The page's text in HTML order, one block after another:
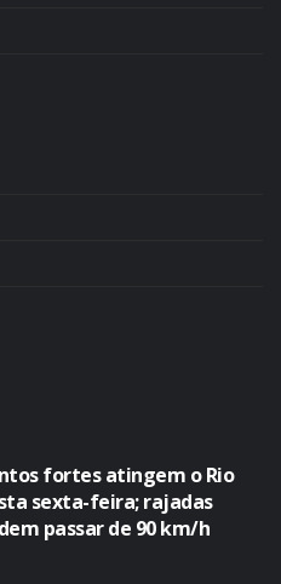
fortes atingem o Rio
sexta-feira; rajadas
passar de 90 km/h